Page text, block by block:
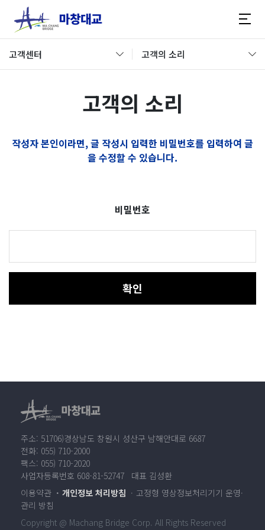
고객센터 고객의 소리
고객의 소리
작성자 본인이라면, 글 작성시 입력한 비밀번호를 입력하여 글
을 수정할 수 있습니다.
비밀번호
확인
주소: 51706)경상남도 창원시 성산구 남해안대로 6687
전화: 055) 710-2000
팩스: 055) 710-2020
사업자등록번호 608-81-52747 대표 김성환
이용약관
개인정보 처리방침
고정형 영상정보처리기기 운영·
관리 방침
Copyright @ Machang Bridge Corp. All Rights Reserved